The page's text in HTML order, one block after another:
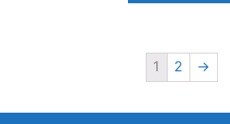
5
1 2 →